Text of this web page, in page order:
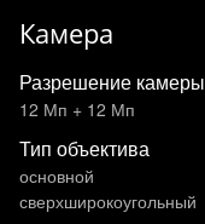
Камера
Разрешение камеры
12 Мп + 12 Мп
Тип объектива
основной
сверхширокоугольный